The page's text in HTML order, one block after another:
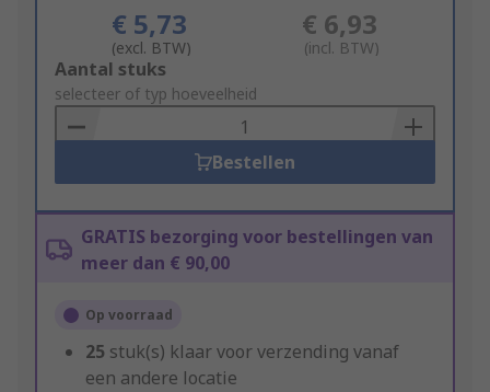
€ 5,73
(excl. BTW)
€ 6,93
(incl. BTW)
Add
to
Basket
Aantal stuks
selecteer of typ hoeveelheid
Bestellen
GRATIS bezorging voor bestellingen van
meer dan € 90,00
Op voorraad
25 stuk(s) klaar voor verzending vanaf
een andere locatie